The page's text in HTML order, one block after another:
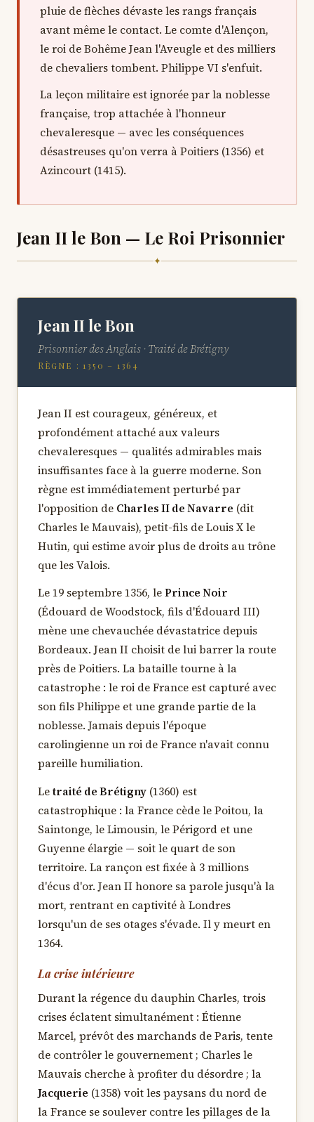
pluie de flèches dévaste les rangs français
avant même le contact. Le comte d'Alençon,
le roi de Bohême Jean l'Aveugle et des milliers
de chevaliers tombent. Philippe VI s'enfuit.
La leçon militaire est ignorée par la noblesse
française, trop attachée à l'honneur
chevaleresque — avec les conséquences
désastreuses qu'on verra à Poitiers (1356) et
Azincourt (1415).
Jean II le Bon — Le Roi Prisonnier
✦
Jean II le Bon
Prisonnier des Anglais · Traité de Brétigny
Règne : 1350 – 1364
Jean II est courageux, généreux, et
profondément attaché aux valeurs
chevaleresques — qualités admirables mais
insuffisantes face à la guerre moderne. Son
règne est immédiatement perturbé par
l'opposition de Charles II de Navarre (dit
Charles le Mauvais), petit-fils de Louis X le
Hutin, qui estime avoir plus de droits au trône
que les Valois.
Le 19 septembre 1356, lePrince Noir
(Édouard de Woodstock, fils d'Édouard III)
mène une chevauchée dévastatrice depuis
Bordeaux. Jean II choisit de lui barrer la route
près de Poitiers. La bataille tourne à la
catastrophe : le roi de France est capturé avec
son fils Philippe et une grande partie de la
noblesse. Jamais depuis l'époque
carolingienne un roi de France n'avait connu
pareille humiliation.
Letraité de Brétigny(1360) est
catastrophique : la France cède le Poitou, la
Saintonge, le Limousin, le Périgord et une
Guyenne élargie — soit le quart de son
territoire. La rançon est fixée à 3 millions
d'écus d'or. Jean II honore sa parole jusqu'à la
mort, rentrant en captivité à Londres
lorsqu'un de ses otages s'évade. Il y meurt en
1364.
La crise intérieure
Durant la régence du dauphin Charles, trois
crises éclatent simultanément : Étienne
Marcel, prévôt des marchands de Paris, tente
de contrôler le gouvernement ; Charles le
Mauvais cherche à profiter du désordre ; la
Jacquerie (1358) voit les paysans du nord de
la France se soulever contre les pillages de la